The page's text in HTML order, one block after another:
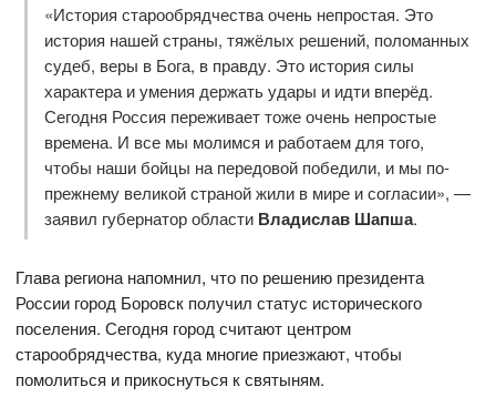
«История старообрядчества очень непростая. Это
история нашей страны, тяжёлых решений, поломанных
судеб, веры в Бога, в правду. Это история силы
характера и умения держать удары и идти вперёд.
Сегодня Россия переживает тоже очень непростые
времена. И все мы молимся и работаем для того,
чтобы наши бойцы на передовой победили, и мы по-
прежнему великой страной жили в мире и согласии», —
заявил губернатор области Владислав Шапша.
Глава региона напомнил, что по решению президента
России город Боровск получил статус исторического
поселения. Сегодня город считают центром
старообрядчества, куда многие приезжают, чтобы
помолиться и прикоснуться к святыням.